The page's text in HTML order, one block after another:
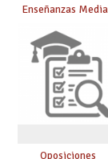
Enseñanzas
Oposiciones